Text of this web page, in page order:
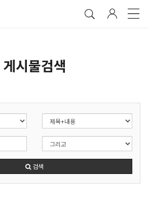
게시물검색
검색